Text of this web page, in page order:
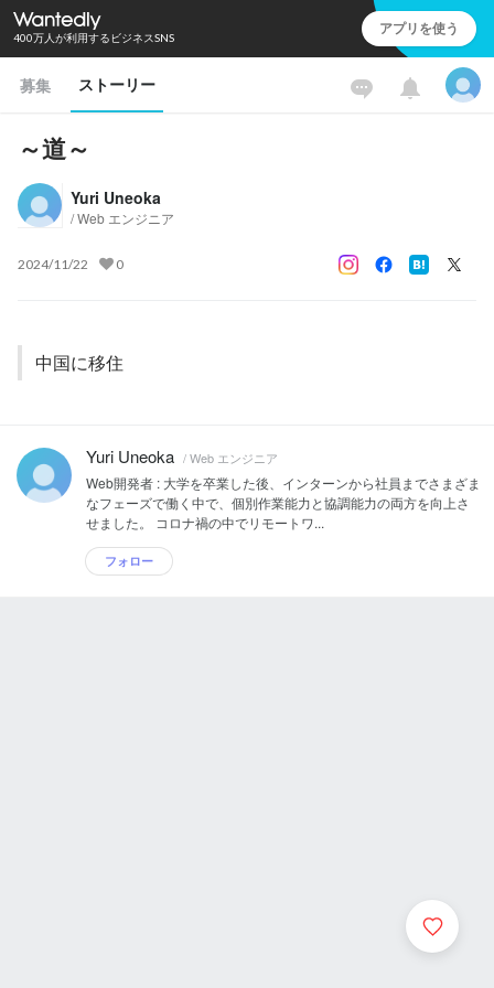
400万人が利用するビジネスSNS アプリを使う
募集 ストーリー
～道～
Yuri Uneoka
/ Web エンジニア
2024/11/22 0
中国に移住
Yuri Uneoka / Web エンジニア
Web開発者 : 大学を卒業した後、インターンから社員までさまざま
なフェーズで働く中で、個別作業能力と協調能力の両方を向上さ
せました。 コロナ禍の中でリモートワ...
フォロー